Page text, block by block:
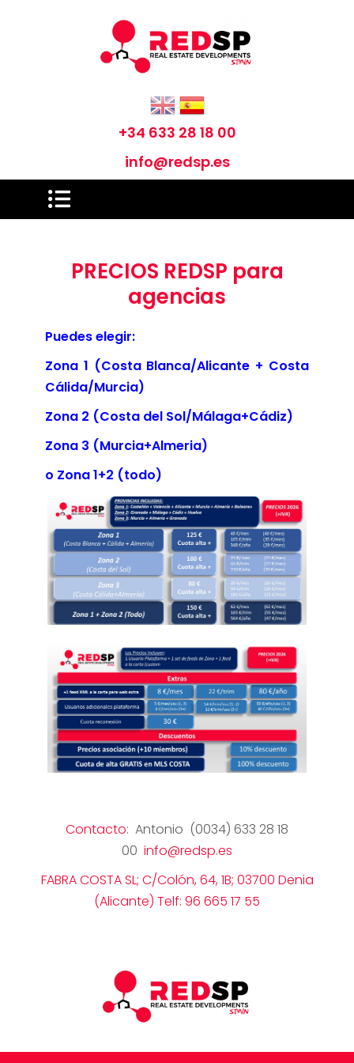
+34 633 28 18 00
info@redsp.es
PRECIOS REDSP para
agencias
Puedes elegir:
Zona 1 (Costa Blanca/Alicante + Costa
Cálida/Murcia)
Zona 2 (Costa del Sol/Málaga+Cádiz)
Zona 3 (Murcia+Almeria)
o Zona 1+2 (todo)
Contacto: Antonio (0034) 633 28 18
00 info@redsp.es
FABRA COSTA SL; C/Colón, 64, 1B; 03700 Denia
(Alicante) Telf: 96 665 17 55